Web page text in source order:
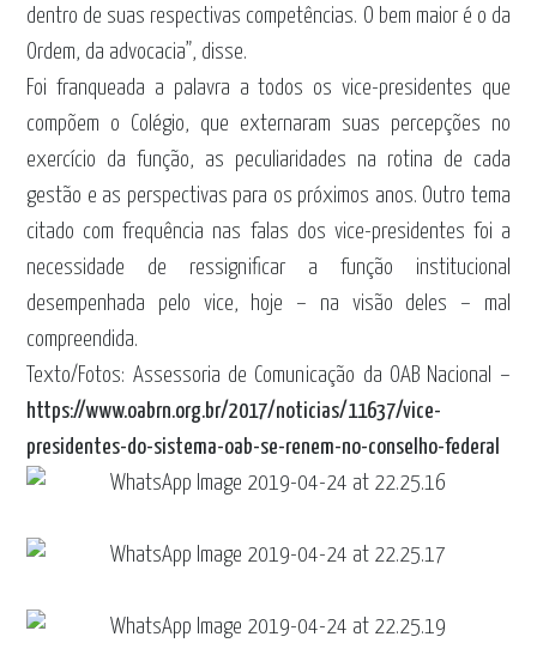
dentro de suas respectivas competências. O bem maior é o da
Ordem, da advocacia”, disse.
Foi franqueada a palavra a todos os vice-presidentes que
compõem o Colégio, que externaram suas percepções no
exercício da função, as peculiaridades na rotina de cada
gestão e as perspectivas para os próximos anos. Outro tema
citado com frequência nas falas dos vice-presidentes foi a
necessidade de ressignificar a função institucional
desempenhada pelo vice, hoje – na visão deles – mal
compreendida.
Texto/Fotos: Assessoria de Comunicação da OAB Nacional –
https://www.oabrn.org.br/2017/noticias/11637/vice-
presidentes-do-sistema-oab-se-renem-no-conselho-federal